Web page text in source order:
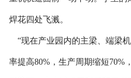
焊花四处飞溅。
“现在产业园内的主梁、端梁
率提高80%，生产周期缩短70%